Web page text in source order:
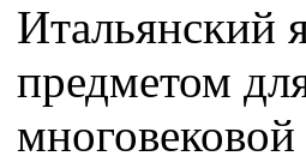
Итальянский
предметом